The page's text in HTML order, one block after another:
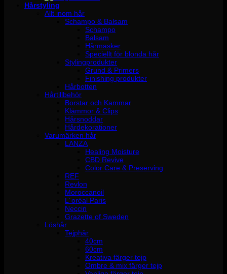
Hårstyling
Allt inom hår
Schampo & Balsam
Schampo
Balsam
Hårmasker
Speciellt för blonda hår
Stylingprodukter
Grund & Primers
Finishing produkter
Hårbotten
Hårtillbehör
Borstar och Kammar
Klämmor & Clips
Hårsnoddar
Hårdekorationer
Varumärken hår
LANZA
Healing Moisture
CBD Revive
Color Care & Preserving
REF
Revlon
Moroccanoil
L´oréal Paris
Neccin
Grazette of Sweden
Löshår
Tejphår
40cm
60cm
Kreativa färger tejp
Ombre & mix färger tejp